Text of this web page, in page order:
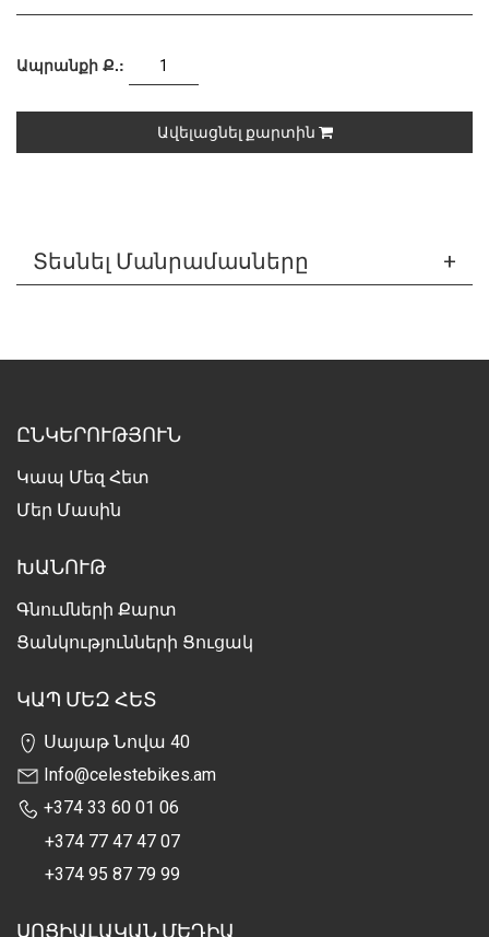
Ապրանքի Ք.:
Ավելացնել քարտին
Տեսնել Մանրամասները
ԸՆԿԵՐՈՒԹՅՈՒՆ
Կապ Մեզ Հետ
Մեր Մասին
ԽԱՆՈՒԹ
Գնումների Քարտ
Ցանկությունների Ցուցակ
ԿԱՊ ՄԵԶ ՀԵՏ
Սայաթ Նովա 40
Info@celestebikes.am
+374 33 60 01 06
+374 77 47 47 07
+374 95 87 79 99
ՍՈՑԻԱԼԱԿԱՆ ՄԵԴԻԱ